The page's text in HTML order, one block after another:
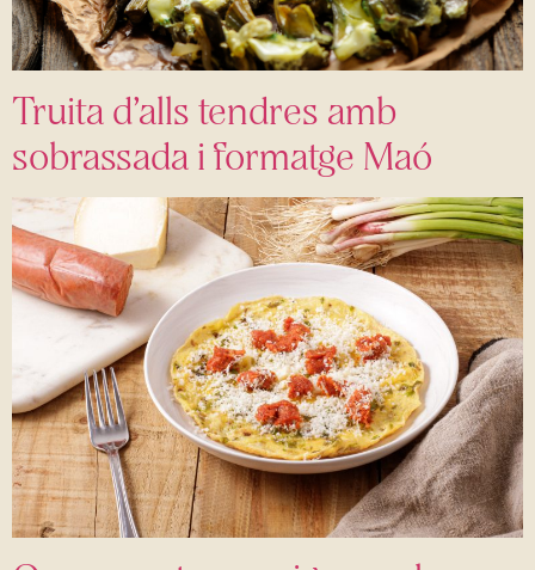
Truita d’alls tendres amb
sobrassada i formatge Maó